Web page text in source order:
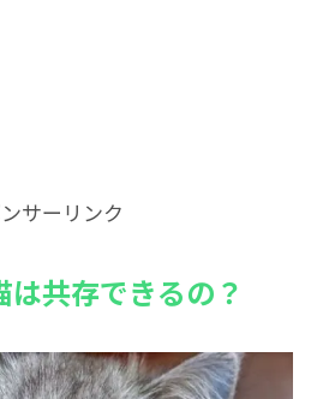
サーリンク
は共存できるの？